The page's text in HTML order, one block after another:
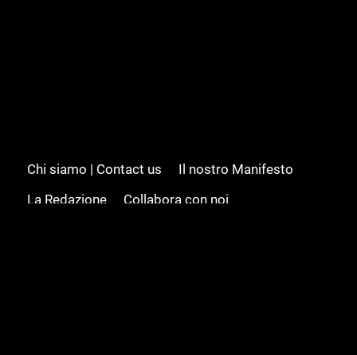
Chi siamo | Contact us
Il nostro Manifesto
La Redazione
Collabora con noi